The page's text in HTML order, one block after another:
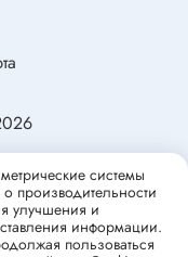
данных
системы
производительности
улучшения и
информации.
пользоваться